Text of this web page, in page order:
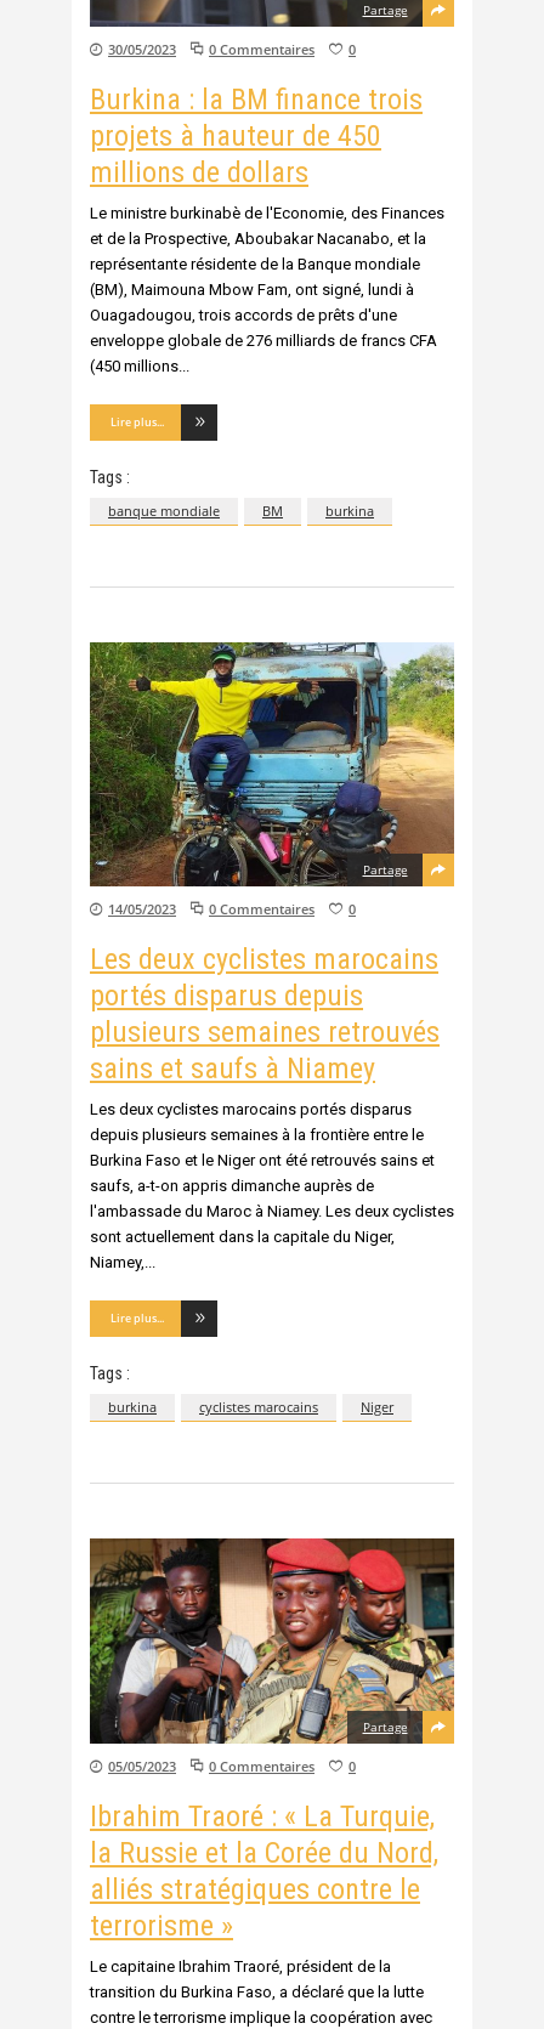
Partage
30/05/2023 0 Commentaires 0
Burkina : la BM finance trois
projets à hauteur de 450
millions de dollars
Le ministre burkinabè de l'Economie, des Finances
et de la Prospective, Aboubakar Nacanabo, et la
représentante résidente de la Banque mondiale
(BM), Maimouna Mbow Fam, ont signé, lundi à
Ouagadougou, trois accords de prêts d'une
enveloppe globale de 276 milliards de francs CFA
(450 millions
Lire plus...
Tags :
banque mondiale BM burkina
Partage
14/05/2023 0 Commentaires 0
Les deux cyclistes marocains
portés disparus depuis
plusieurs semaines retrouvés
sains et saufs à Niamey
Les deux cyclistes marocains portés disparus
depuis plusieurs semaines à la frontière entre le
Burkina Faso et le Niger ont été retrouvés sains et
saufs, a-t-on appris dimanche auprès de
l'ambassade du Maroc à Niamey. Les deux cyclistes
sont actuellement dans la capitale du Niger,
Niamey,
Lire plus...
Tags :
burkina cyclistes marocains Niger
Partage
05/05/2023 0 Commentaires 0
Ibrahim Traoré : « La Turquie,
la Russie et la Corée du Nord,
alliés stratégiques contre le
terrorisme »
Le capitaine Ibrahim Traoré, président de la
transition du Burkina Faso, a déclaré que la lutte
contre le terrorisme implique la coopération avec